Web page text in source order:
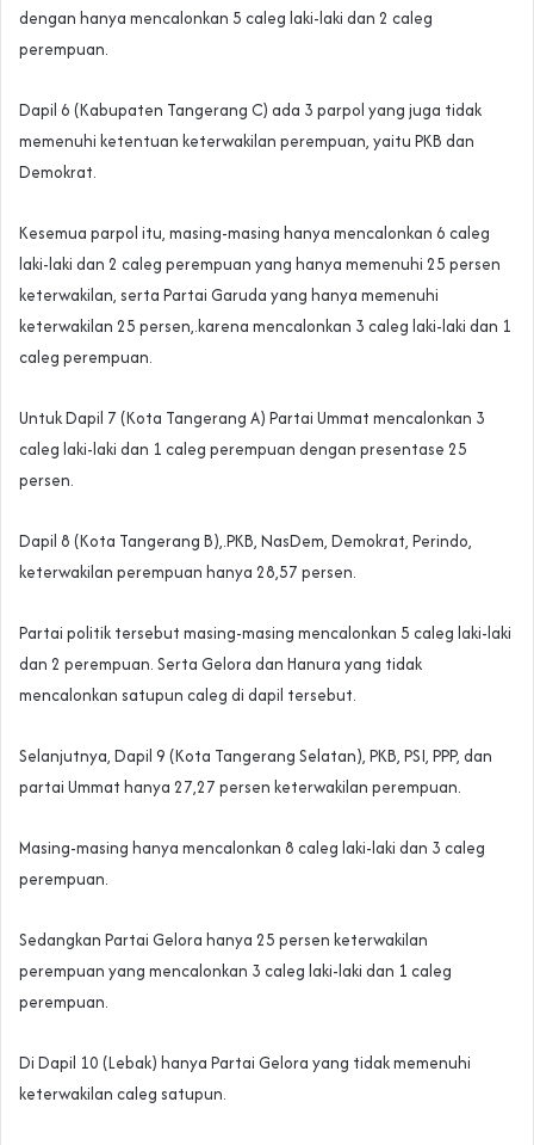
dengan hanya mencalonkan 5 caleg laki-laki dan 2 caleg
perempuan.
Dapil 6 (Kabupaten Tangerang C) ada 3 parpol yang juga tidak
memenuhi ketentuan keterwakilan perempuan, yaitu PKB dan
Demokrat.
Kesemua parpol itu, masing-masing hanya mencalonkan 6 caleg
laki-laki dan 2 caleg perempuan yang hanya memenuhi 25 persen
keterwakilan, serta Partai Garuda yang hanya memenuhi
keterwakilan 25 persen,.karena mencalonkan 3 caleg laki-laki dan 1
caleg perempuan.
Untuk Dapil 7 (Kota Tangerang A) Partai Ummat mencalonkan 3
caleg laki-laki dan 1 caleg perempuan dengan presentase 25
persen.
Dapil 8 (Kota Tangerang B),.PKB, NasDem, Demokrat, Perindo,
keterwakilan perempuan hanya 28,57 persen.
Partai politik tersebut masing-masing mencalonkan 5 caleg laki-laki
dan 2 perempuan. Serta Gelora dan Hanura yang tidak
mencalonkan satupun caleg di dapil tersebut.
Selanjutnya, Dapil 9 (Kota Tangerang Selatan), PKB, PSI, PPP, dan
partai Ummat hanya 27,27 persen keterwakilan perempuan.
Masing-masing hanya mencalonkan 8 caleg laki-laki dan 3 caleg
perempuan.
Sedangkan Partai Gelora hanya 25 persen keterwakilan
perempuan yang mencalonkan 3 caleg laki-laki dan 1 caleg
perempuan.
Di Dapil 10 (Lebak) hanya Partai Gelora yang tidak memenuhi
keterwakilan caleg satupun.